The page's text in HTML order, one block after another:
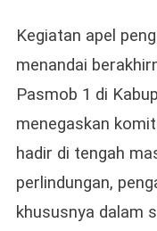
Kegiatan apel
menandai
Pasmob 1 di
menegaskan
hadir di tengah
perlindungan,
khususnya dalam